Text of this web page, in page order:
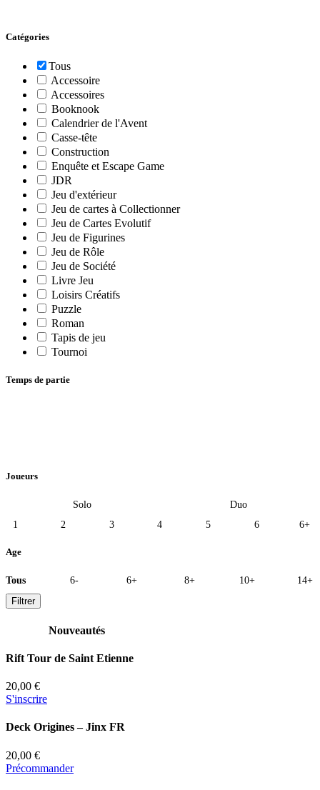
Catégories
Tous
Accessoire
Accessoires
Booknook
Calendrier de l'Avent
Casse-tête
Construction
Enquête et Escape Game
JDR
Jeu d'extérieur
Jeu de cartes à Collectionner
Jeu de Cartes Evolutif
Jeu de Figurines
Jeu de Rôle
Jeu de Société
Livre Jeu
Loisirs Créatifs
Puzzle
Roman
Tapis de jeu
Tournoi
Temps de partie
Joueurs
Solo
Duo
1
2 3 4 5 6 6+
Age
Tous 6- 6+ 8+ 10+
14+
Filtrer
Nouveautés
Rift Tour de Saint Etienne
20,00 €
S'inscrire
Deck Origines – Jinx FR
20,00 €
Précommander